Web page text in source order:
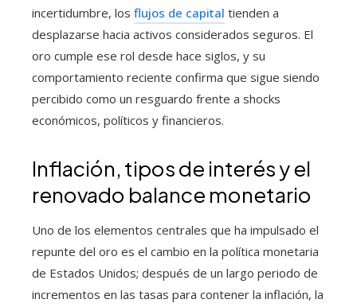
incertidumbre, los flujos de capital tienden a
desplazarse hacia activos considerados seguros. El
oro cumple ese rol desde hace siglos, y su
comportamiento reciente confirma que sigue siendo
percibido como un resguardo frente a shocks
económicos, políticos y financieros.
Inflación, tipos de interés y el
renovado balance monetario
Uno de los elementos centrales que ha impulsado el
repunte del oro es el cambio en la política monetaria
de Estados Unidos; después de un largo periodo de
incrementos en las tasas para contener la inflación, la